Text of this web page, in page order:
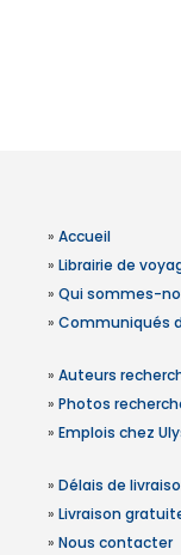
» Accueil
» Librairie de
» Qui sommes-
» Communiqués
» Auteurs
» Photos
» Emplois chez
» Délais de
» Livraison
» Nous contacter